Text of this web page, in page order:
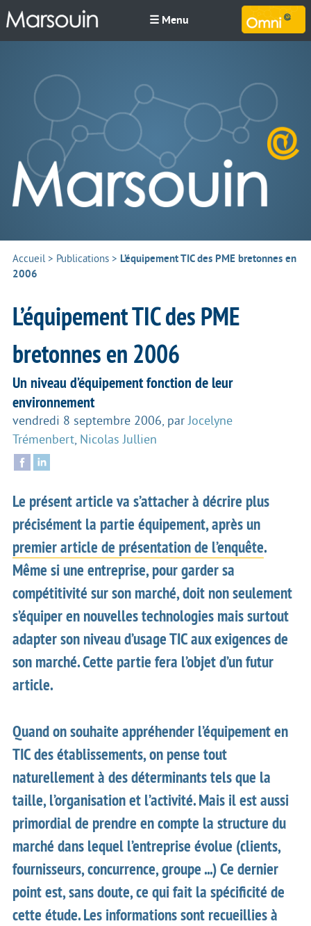
☰ Menu
Accueil> Publications > L’équipement TIC des PME bretonnes en
2006
L’équipement TIC des PME
bretonnes en 2006
Un niveau d’équipement fonction de leur
environnement
vendredi 8 septembre 2006, parJocelyne
Trémenbert, Nicolas Jullien
Le présent article va s’attacher à décrire plus
précisément la partie équipement, après un
premier article de présentation de l’enquête.
Même si une entreprise, pour garder sa
compétitivité sur son marché, doit non seulement
s’équiper en nouvelles technologies mais surtout
adapter son niveau d’usage TIC aux exigences de
son marché. Cette partie fera l’objet d’un futur
article.
Quand on souhaite appréhender l’équipement en
TIC des établissements, on pense tout
naturellement à des déterminants tels que la
taille, l’organisation et l’activité. Mais il est aussi
primordial de prendre en compte la structure du
marché dans lequel l’entreprise évolue (clients,
fournisseurs, concurrence, groupe ...) Ce dernier
point est, sans doute, ce qui fait la spécificité de
cette étude. Les informations sont recueillies à